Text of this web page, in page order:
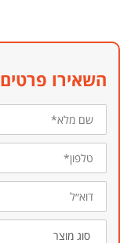
השאירו פרטים
שם
מלא*
טלפון*
דוא״ל
סוג
מוצר